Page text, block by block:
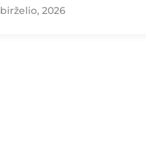
birželio, 2026